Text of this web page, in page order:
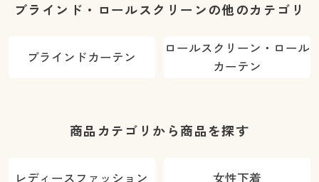
ブラインド・ロールスクリーンの他のカテゴリ
ブラインドカーテン
ロールスクリーン・ロール
カーテン
商品カテゴリから商品を探す
レディースファッション 女性下着